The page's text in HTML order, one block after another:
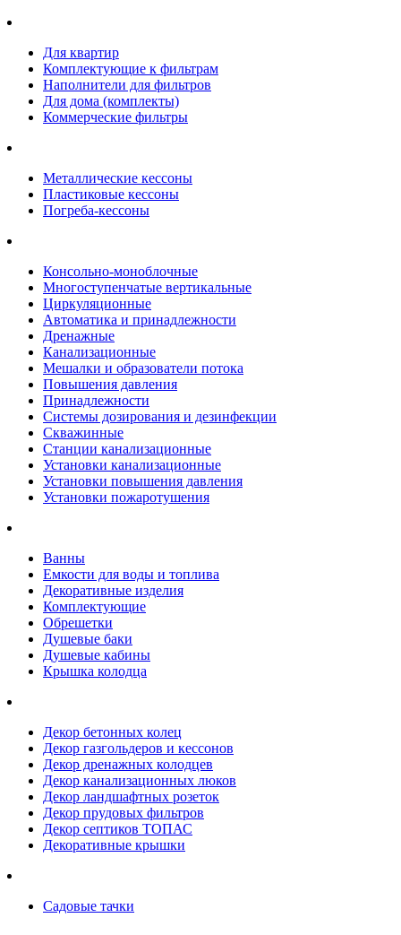
Для квартир
Комплектующие к фильтрам
Наполнители для фильтров
Для дома (комплекты)
Коммерческие фильтры
Металлические кессоны
Пластиковые кессоны
Погреба-кессоны
Консольно-моноблочные
Многоступенчатые вертикальные
Циркуляционные
Автоматика и принадлежности
Дренажные
Канализационные
Мешалки и образователи потока
Повышения давления
Принадлежности
Системы дозирования и дезинфекции
Скважинные
Станции канализационные
Установки канализационные
Установки повышения давления
Установки пожаротушения
Ванны
Емкости для воды и топлива
Декоративные изделия
Комплектующие
Обрешетки
Душевые баки
Душевые кабины
Крышка колодца
Декор бетонных колец
Декор газгольдеров и кессонов
Декор дренажных колодцев
Декор канализационных люков
Декор ландшафтных розеток
Декор прудовых фильтров
Декор септиков ТОПАС
Декоративные крышки
Садовые тачки